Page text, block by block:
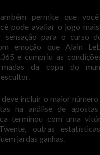
permite que
pode avaliar o jogo
sensação para o curso
emoção que Alain
e cumpriu as
da copa do
incluir o maior
na análise de apostas
terminou com uma
outras
jardas ganhas.